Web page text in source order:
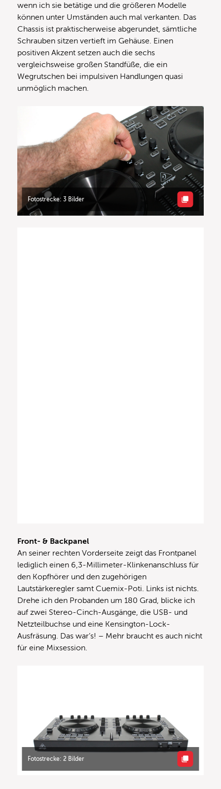
wenn ich sie betätige und die größeren Modelle
können unter Umständen auch mal verkanten. Das
Chassis ist praktischerweise abgerundet, sämtliche
Schrauben sitzen vertieft im Gehäuse. Einen
positiven Akzent setzen auch die sechs
vergleichsweise großen Standfüße, die ein
Wegrutschen bei impulsiven Handlungen quasi
unmöglich machen.
Fotostrecke: 3 Bilder
Front- & Backpanel
An seiner rechten Vorderseite zeigt das Frontpanel
lediglich einen 6,3-Millimeter-Klinkenanschluss für
den Kopfhörer und den zugehörigen
Lautstärkeregler samt Cuemix-Poti. Links ist nichts.
Drehe ich den Probanden um 180 Grad, blicke ich
auf zwei Stereo-Cinch-Ausgänge, die USB- und
Netzteilbuchse und eine Kensington-Lock-
Ausfräsung. Das war’s! – Mehr braucht es auch nicht
für eine Mixsession.
Fotostrecke: 2 Bilder